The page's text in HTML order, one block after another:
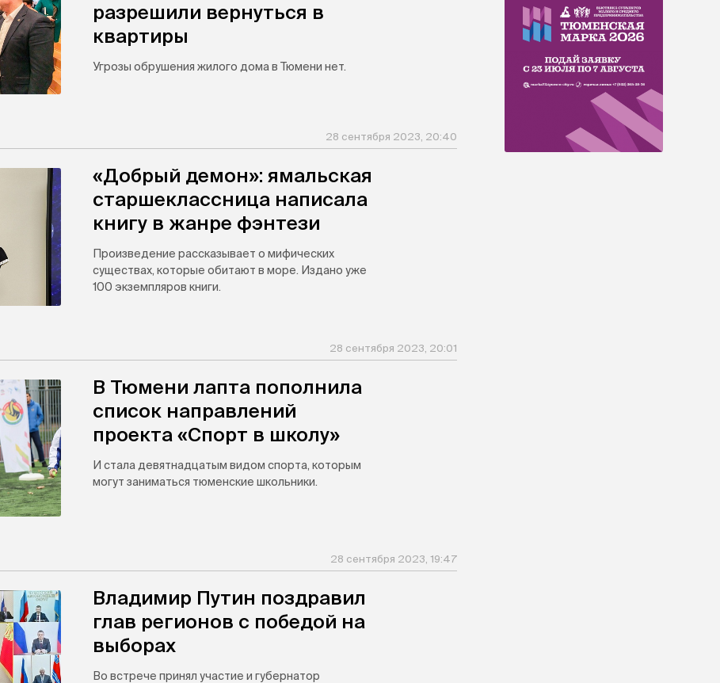
разрешили вернуться в
квартиры
Угрозы обрушения жилого дома в Тюмени нет.
28 сентября 2023, 20:40
«Добрый демон»: ямальская
старшеклассница написала
книгу в жанре фэнтези
Произведение рассказывает о мифических
существах, которые обитают в море. Издано уже
100 экземпляров книги.
28 сентября 2023, 20:01
В Тюмени лапта пополнила
список направлений
проекта «Спорт в школу»
И стала девятнадцатым видом спорта, которым
могут заниматься тюменские школьники.
28 сентября 2023, 19:47
Владимир Путин поздравил
глав регионов с победой на
выборах
Во встрече принял участие и губернатор